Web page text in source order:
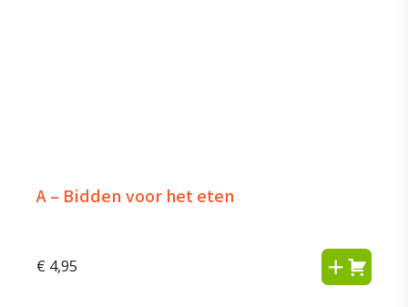
A – Bidden voor het eten
€ 4,95